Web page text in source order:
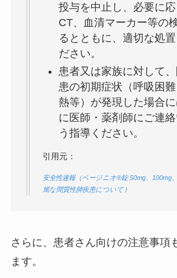
投与を中止し、必要に
CT、血清マーカー等の
るとともに、適切な処置
ださい。
患者又は家族に対して
患の初期症状（呼吸困
熱等）が発現した場合
に医師・薬剤師にご連
う指導ください。
引用元：
安全性速報（ベージニオ®錠 50mg、100mg
篤な間質性肺疾患について）
さらに、患者さん向けの注意事項
ます。